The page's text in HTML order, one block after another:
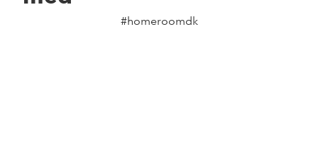
#homeroomdk